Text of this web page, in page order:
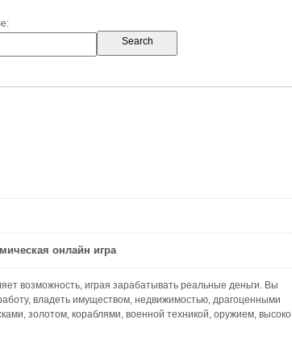
онлайн игра
возможность, играя зарабатывать реальные деньги. Вы
владеть имуществом, недвижимостью, драгоценными
золотом, кораблями, военной техникой, оружием, высоко